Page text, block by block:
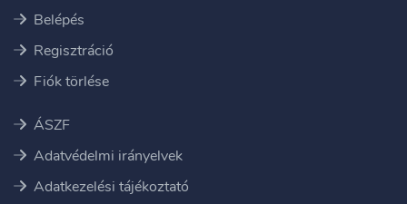
Belépés
Regisztráció
Fiók törlése
ÁSZF
Adatvédelmi irányelvek
Adatkezelési tájékoztató